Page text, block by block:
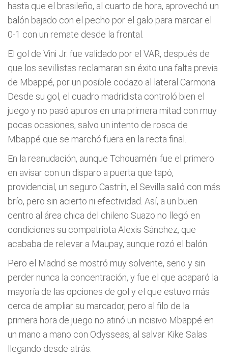
hasta que el brasileño, al cuarto de hora, aprovechó un
balón bajado con el pecho por el galo para marcar el
0-1 con un remate desde la frontal.
El gol de Vini Jr. fue validado por el VAR, después de
que los sevillistas reclamaran sin éxito una falta previa
de Mbappé, por un posible codazo al lateral Carmona.
Desde su gol, el cuadro madridista controló bien el
juego y no pasó apuros en una primera mitad con muy
pocas ocasiones, salvo un intento de rosca de
Mbappé que se marchó fuera en la recta final.
En la reanudación, aunque Tchouaméni fue el primero
en avisar con un disparo a puerta que tapó,
providencial, un seguro Castrín, el Sevilla salió con más
brío, pero sin acierto ni efectividad. Así, a un buen
centro al área chica del chileno Suazo no llegó en
condiciones su compatriota Alexis Sánchez, que
acababa de relevar a Maupay, aunque rozó el balón.
Pero el Madrid se mostró muy solvente, serio y sin
perder nunca la concentración, y fue el que acaparó la
mayoría de las opciones de gol y el que estuvo más
cerca de ampliar su marcador, pero al filo de la
primera hora de juego no atinó un incisivo Mbappé en
un mano a mano con Odysseas, al salvar Kike Salas
llegando desde atrás.